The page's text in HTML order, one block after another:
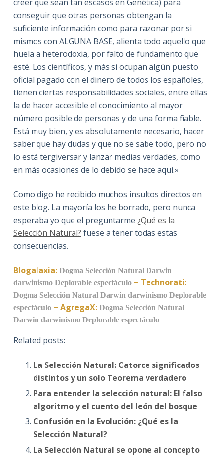
creer que sean tan escasos en Genética) para
conseguir que otras personas obtengan la
suficiente información como para razonar por si
mismos con ALGUNA BASE, alienta todo aquello que
huela a heterodoxia, por falto de fundamento que
esté. Los científicos, y más si ocupan algún puesto
oficial pagado con el dinero de todos los españoles,
tienen ciertas responsabilidades sociales, entre ellas
la de hacer accesible el conocimiento al mayor
número posible de personas y de una forma fiable.
Está muy bien, y es absolutamente necesario, hacer
saber que hay dudas y que no se sabe todo, pero no
lo está tergiversar y lanzar medias verdades, como
en más ocasiones de lo debido se hace aquí.»
Como digo he recibido muchos insultos directos en
este blog. La mayoría los he borrado, pero nunca
esperaba yo que el preguntarme ¿Qué es la
Selección Natural? fuese a tener todas estas
consecuencias.
Blogalaxia: Dogma Selección Natural Darwin
darwinismo Deplorable espectáculo~ Technorati:
Dogma Selección Natural Darwin darwinismo Deplorable
espectáculo~ AgregaX: Dogma Selección Natural
Darwin darwinismo Deplorable espectáculo
Related posts:
La Selección Natural: Catorce significados
distintos y un solo Teorema verdadero
Para entender la selección natural: El falso
algoritmo y el cuento del león del bosque
Confusión en la Evolución: ¿Qué es la
Selección Natural?
La Selección Natural se opone al concepto